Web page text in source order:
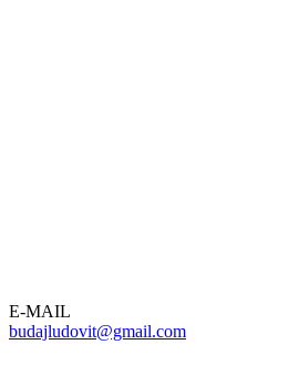
E-MAIL
budajludovit@gmail.com